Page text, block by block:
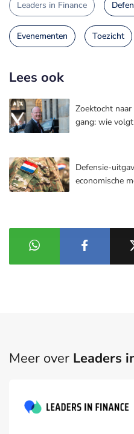
Leaders in Finance
Evenementen Toezicht
Lees ook
Zoektocht
gang: wie
Defensie-
economische
Meer over Leaders